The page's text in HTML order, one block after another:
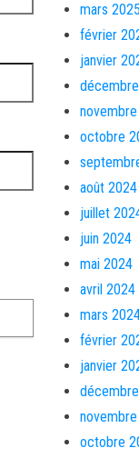
mars 2025
février
janvier
octobre
août 2024
juillet
juin 2024
mai 2024
avril 2024
mars
février
janvier
octobre